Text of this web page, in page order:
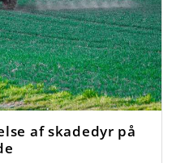
af skadedyr på